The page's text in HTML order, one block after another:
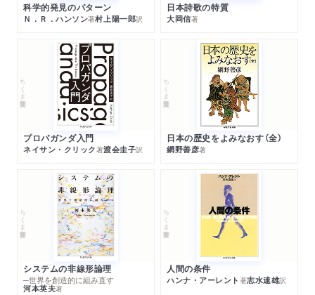
科学的発見のパターン
Ｎ．Ｒ．ハンソン著村上陽一郎訳
日本詩歌の特質
大岡信著
ちくま学芸文庫
プロパガンダ入門
ネイサン・クリック著渡会圭子訳
ちくま学芸文庫
日本の歴史をよみなおす（全）
網野善彦著
ちくま学芸文庫
システムの非線形論理
─世界を創造的に組み直す
河本英夫著
ちくま学芸文庫
人間の条件
ハンナ・アーレント 著志水速雄訳